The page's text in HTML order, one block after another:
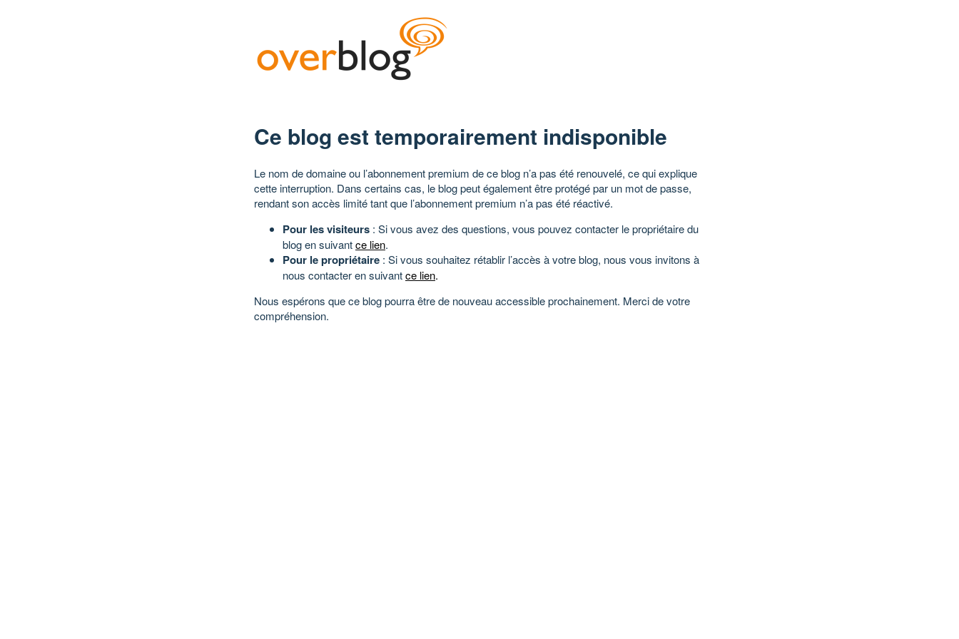
Ce blog est temporairement indisponible
Le nom de domaine ou l’abonnement premium de ce blog n’a pas été renouvelé, ce qui explique
cette interruption. Dans certains cas, le blog peut également être protégé par un mot de passe,
rendant son accès limité tant que l’abonnement premium n’a pas été réactivé.
Pour les visiteurs : Si vous avez des questions, vous pouvez contacter le propriétaire du
blog en suivantce lien.
Pour le propriétaire : Si vous souhaitez rétablir l’accès à votre blog, nous vous invitons à
nous contacter en suivantce lien.
Nous espérons que ce blog pourra être de nouveau accessible prochainement. Merci de votre
compréhension.